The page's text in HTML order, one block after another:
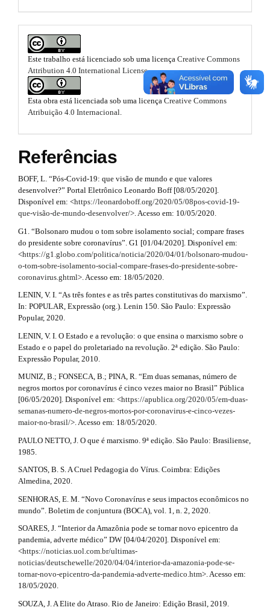
c
p
u
g
i
n
.
t
h
e
m
e
s
.
o
o
t
s
r
.
a
s
s
b
l
e
_
m
e
n
p
i
c
l
e
.
m
a
i
n
#
#
e
s
b
o
s
t
r
a
p
3
.
a
r
t
i
c
l
e
.
d
e
t
a
i
l
s
#
#
Este trabalho está licenciado sob uma licença Creative Commons
Attribution 4.0 International License.
Esta obra está licenciada sob uma licença Creative Commons
Atribuição 4.0 Internacional.
Referências
BOFF, L. “Pós-Covid-19: que visão de mundo e que valores
desenvolver?” Portal Eletrônico Leonardo Boff [08/05/2020].
Disponível em: <https://leonardoboff.org/2020/05/08pos-covid-19-
que-visão-de-mundo-desenvolver/>. Acesso em: 10/05/2020.
G1. “Bolsonaro mudou o tom sobre isolamento social; compare frases
do presidente sobre coronavírus”. G1 [01/04/2020]. Disponível em:
<https://g1.globo.com/politica/noticia/2020/04/01/bolsonaro-mudou-
o-tom-sobre-isolamento-social-compare-frases-do-presidente-sobre-
coronavirus.ghtml>. Acesso em: 18/05/2020.
LENIN, V. I. “As três fontes e as três partes constitutivas do marxismo”.
In: POPULAR, Expressão (org.). Lenin 150. São Paulo: Expressão
Popular, 2020.
LENIN, V. I. O Estado e a revolução: o que ensina o marxismo sobre o
Estado e o papel do proletariado na revolução. 2ª edição. São Paulo:
Expressão Popular, 2010.
MUNIZ, B.; FONSECA, B.; PINA, R. “Em duas semanas, número de
negros mortos por coronavírus é cinco vezes maior no Brasil” Pública
[06/05/2020]. Disponível em: <https://apublica.org/2020/05/em-duas-
semanas-numero-de-negros-mortos-por-coronavirus-e-cinco-vezes-
maior-no-brasil/>. Acesso em: 18/05/2020.
PAULO NETTO, J. O que é marxismo. 9ª edição. São Paulo: Brasiliense,
1985.
SANTOS, B. S. A Cruel Pedagogia do Vírus. Coimbra: Edições
Almedina, 2020.
SENHORAS, E. M. “Novo Coronavírus e seus impactos econômicos no
mundo”. Boletim de conjuntura (BOCA), vol. 1, n. 2, 2020.
SOARES, J. “Interior da Amazônia pode se tornar novo epicentro da
pandemia, adverte médico” DW [04/04/2020]. Disponível em:
<https://noticias.uol.com.br/ultimas-
noticias/deutschewelle/2020/04/04/interior-da-amazonia-pode-se-
tornar-novo-epicentro-da-pandemia-adverte-medico.htm>. Acesso em:
18/05/2020.
SOUZA, J. A Elite do Atraso. Rio de Janeiro: Edição Brasil, 2019.